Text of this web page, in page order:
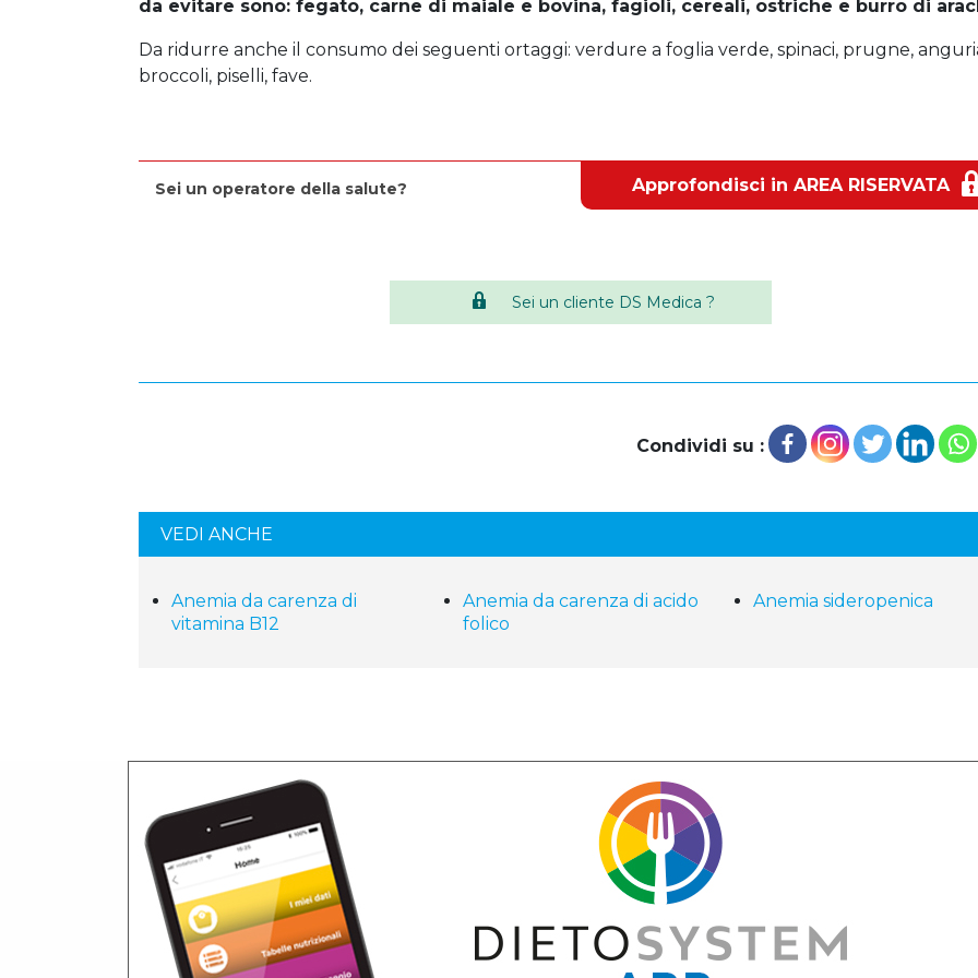
da evitare sono: fegato, carne di maiale e bovina, fagioli, cereali, ostriche e burro di
Da ridurre anche il consumo dei seguenti ortaggi: verdure a foglia verde, spinaci, prugne,
broccoli, piselli, fave.
Sei un operatore della salute? Approfondisci in AREA RISERVATA
Sei un cliente DS Medica ?
Condividi su :
VEDI ANCHE
Anemia da carenza di
vitamina B12
Anemia da carenza di acido
folico
Anemia sideropenica